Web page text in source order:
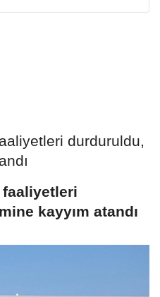
kayyım atandı